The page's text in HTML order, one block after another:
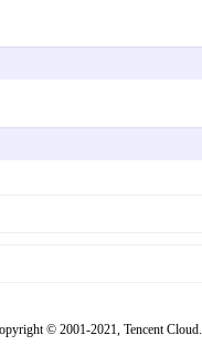
© 2001-2021, Tencent Cloud.